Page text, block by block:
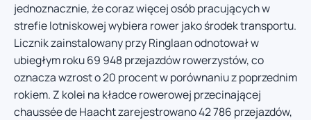
jednoznacznie, że coraz więcej osób pracujących w
strefie lotniskowej wybiera rower jako środek transportu.
Licznik zainstalowany przy Ringlaan odnotował w
ubiegłym roku 69 948 przejazdów rowerzystów, co
oznacza wzrost o 20 procent w porównaniu z poprzednim
rokiem. Z kolei na kładce rowerowej przecinającej
chaussée de Haacht zarejestrowano 42 786 przejazdów,